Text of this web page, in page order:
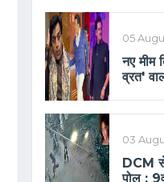
05
नए मीम
व्रत'
03
DCM
पोल :